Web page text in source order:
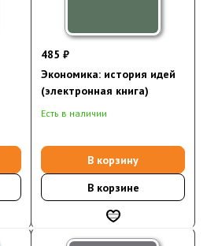
485 ₽
Экономика: история идей
(электронная книга)
Есть в наличии
В корзину
В корзине